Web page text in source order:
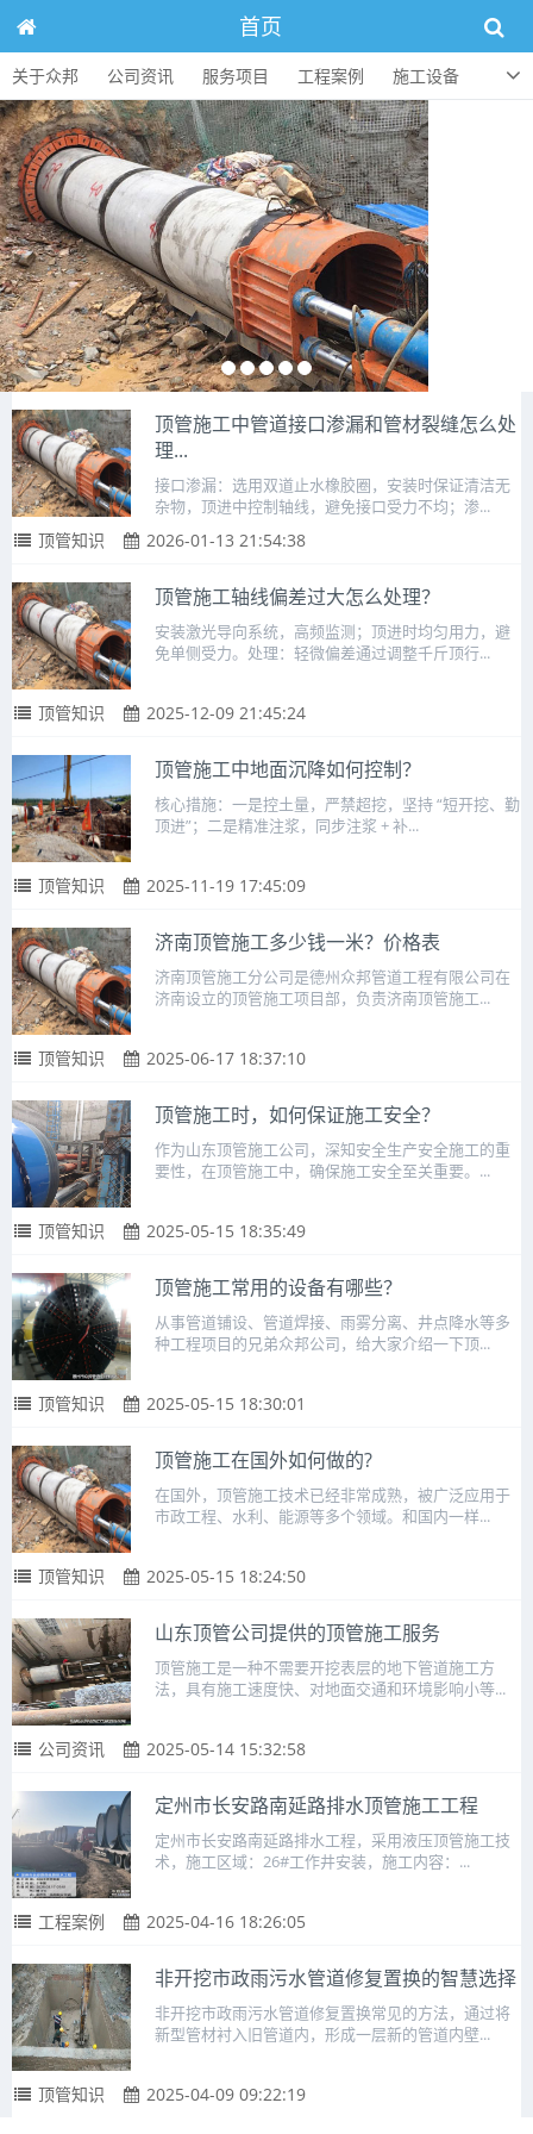
首页
关于众邦 公司资讯 服务项目 工程案例
施工设备
人才招聘
顶管知识 联系方式
顶管施工中管道接口渗漏和管材裂缝怎么处
理...
接口渗漏：选用双道止水橡胶圈，安装时保证清洁无
杂物，顶进中控制轴线，避免接口受力不均；渗...
顶管知识 2026-01-13 21:54:38
顶管施工轴线偏差过大怎么处理？
安装激光导向系统，高频监测；顶进时均匀用力，避
免单侧受力。处理：轻微偏差通过调整千斤顶行...
顶管知识 2025-12-09 21:45:24
顶管施工中地面沉降如何控制？
核心措施：一是控土量，严禁超挖，坚持 “短开挖、勤
顶进”；二是精准注浆，同步注浆 + 补...
顶管知识 2025-11-19 17:45:09
济南顶管施工多少钱一米？价格表
济南顶管施工分公司是德州众邦管道工程有限公司在
济南设立的顶管施工项目部，负责济南顶管施工...
顶管知识 2025-06-17 18:37:10
顶管施工时，如何保证施工安全？
作为山东顶管施工公司，深知安全生产安全施工的重
要性，在顶管施工中，确保施工安全至关重要。...
顶管知识 2025-05-15 18:35:49
顶管施工常用的设备有哪些？
从事管道铺设、管道焊接、雨雾分离、井点降水等多
种工程项目的兄弟众邦公司，给大家介绍一下顶...
顶管知识 2025-05-15 18:30:01
顶管施工在国外如何做的?
在国外，顶管施工技术已经非常成熟，被广泛应用于
市政工程、水利、能源等多个领域。和国内一样...
顶管知识 2025-05-15 18:24:50
山东顶管公司提供的顶管施工服务
顶管施工是一种不需要开挖表层的地下管道施工方
法，具有施工速度快、对地面交通和环境影响小等...
公司资讯 2025-05-14 15:32:58
定州市长安路南延路排水顶管施工工程
定州市长安路南延路排水工程，采用液压顶管施工技
术，施工区域：26#工作井安装，施工内容：...
工程案例 2025-04-16 18:26:05
非开挖市政雨污水管道修复置换的智慧选择
非开挖市政雨污水管道修复置换常见的方法，通过将
新型管材衬入旧管道内，形成一层新的管道内壁...
顶管知识 2025-04-09 09:22:19